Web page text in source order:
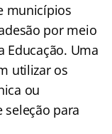
municípios
por meio
Educação. Uma
utilizar os
ou
para